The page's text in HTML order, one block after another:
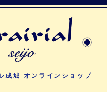
成城 オンラインショップ